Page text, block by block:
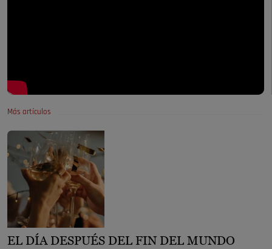
Más artículos
EL DÍA DESPUÉS DEL FIN DEL MUNDO